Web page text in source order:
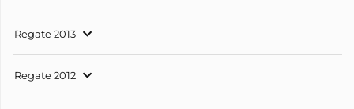
Regate 2013
Regate 2012